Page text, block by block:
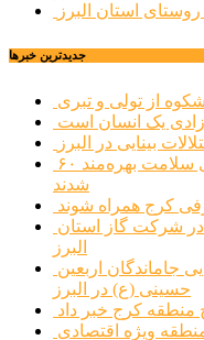
جديدترين خبرها
از تولی و تبری
یک انسان است
۶۰ هزار البرزی از خدمات اردوهای جهادی سلامت بهره‌مند
شدند
کرج همراه شوند
البرز
حسینی (ع) در البرز
منطقه کرج خبر داد